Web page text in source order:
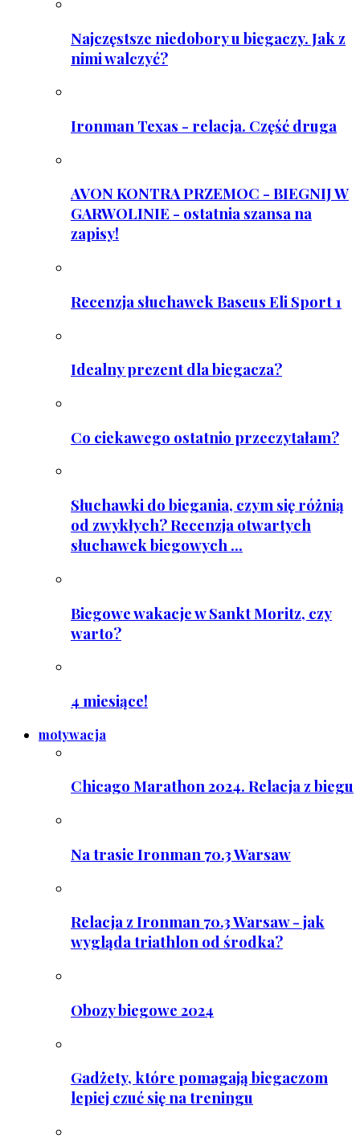
Najczęstsze niedobory u biegaczy. Jak z
nimi walczyć?
Ironman Texas - relacja. Część druga
AVON KONTRA PRZEMOC - BIEGNIJ W
GARWOLINIE - ostatnia szansa na
zapisy!
Recenzja słuchawek Baseus Eli Sport 1
Idealny prezent dla biegacza?
Co ciekawego ostatnio przeczytałam?
Słuchawki do biegania, czym się różnią
od zwykłych? Recenzja otwartych
słuchawek biegowych ...
Biegowe wakacje w Sankt Moritz, czy
warto?
4 miesiące!
motywacja
Chicago Marathon 2024. Relacja z biegu
Na trasie Ironman 70.3 Warsaw
Relacja z Ironman 70.3 Warsaw - jak
wygląda triathlon od środka?
Obozy biegowe 2024
Gadżety, które pomagają biegaczom
lepiej czuć się na treningu